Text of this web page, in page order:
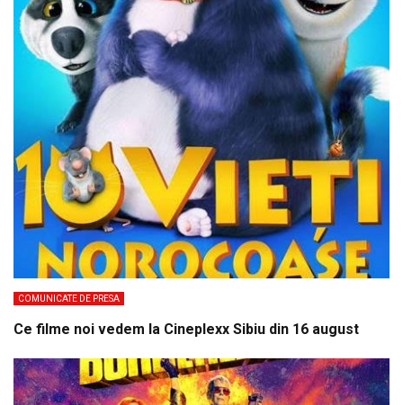
COMUNICATE DE PRESA
Ce filme noi vedem la Cineplexx Sibiu din 16 august